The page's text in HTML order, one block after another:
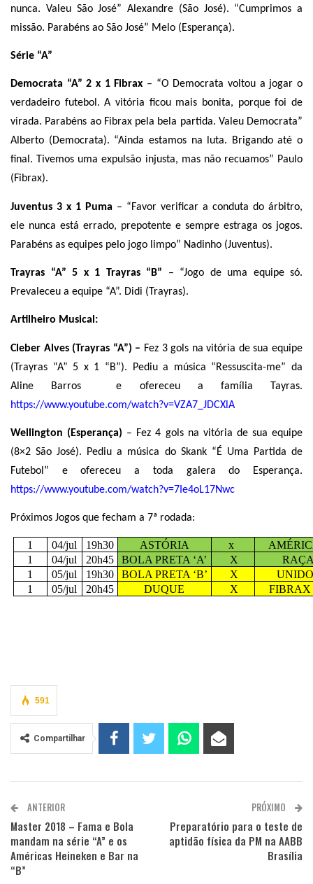
nunca. Valeu São José” Alexandre (São José). “Cumprimos a
missão. Parabéns ao São José” Melo (Esperança).
Série “A”
Democrata “A” 2 x 1 Fibrax – “O Democrata voltou a jogar o
verdadeiro futebol. A vitória ficou mais bonita, porque foi de
virada. Parabéns ao Fibrax pela bela partida. Valeu Democrata”
Alberto (Democrata). “Ainda estamos na luta. Brigando até o
final. Tivemos uma expulsão injusta, mas não recuamos” Paulo
(Fibrax).
Juventus 3 x 1 Puma – “Favor verificar a conduta do árbitro,
ele nunca está errado, prepotente e sempre estraga os jogos.
Parabéns as equipes pelo jogo limpo” Nadinho (Juventus).
Trayras “A” 5 x 1 Trayras “B” – “Jogo de uma equipe só.
Prevaleceu a equipe “A”. Didi (Trayras).
Artilheiro Musical:
Cleber Alves (Trayras “A”) – Fez 3 gols na vitória de sua equipe
(Trayras “A” 5 x 1 “B”). Pediu a música “Ressuscita-me” da
Aline Barros
e ofereceu a família Tayras.
https://www.youtube.com/watch?v=VZA7_JDCXlA
Wellington (Esperança) – Fez 4 gols na vitória de sua equipe
(8×2 São José). Pediu a música do Skank “É Uma Partida de
Futebol” e ofereceu a toda galera do Esperança.
https://www.youtube.com/watch?v=7Ie4oL17Nwc
Próximos Jogos que fecham a 7ª rodada:
1 04/jul 19h30 ASTÓRIA x
1
04/jul 20h45 BOLA PRETA ‘A’ X
1
05/jul 19h30 BOLA PRETA ‘B’ X
1
05/jul 20h45 DUQUE X FIBRAX
591
Compartilhar
ANTERIOR
Master 2018 – Fama e Bola
mandam na série “A” e os
Américas Heineken e Bar na
“B”
PRÓXIMO
Preparatório para o teste de
aptidão física da PM na AABB
Brasília